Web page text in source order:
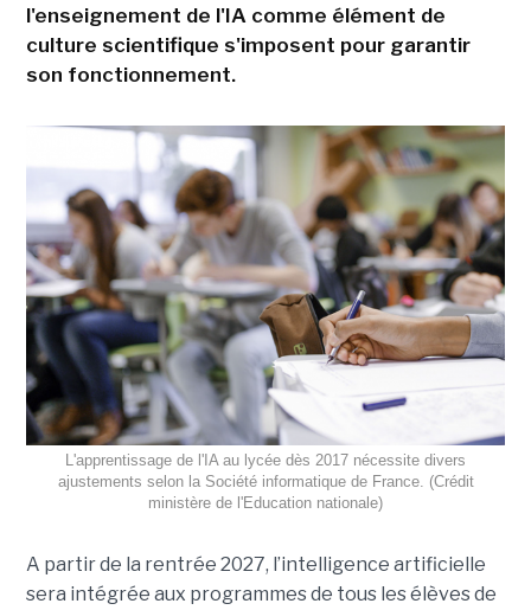
l'enseignement de l'IA comme élément de
culture scientifique s'imposent pour garantir
son fonctionnement.
L'apprentissage de l'IA au lycée dès 2017 nécessite divers
ajustements selon la Société informatique de France. (Crédit
ministère de l'Education nationale)
A partir de la rentrée 2027, l’intelligence artificielle
sera intégrée aux programmes de tous les élèves de